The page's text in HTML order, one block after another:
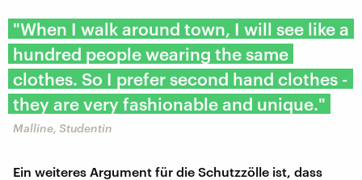
"When I walk around town, I will see like a
hundred people wearing the same
clothes. So I prefer second hand clothes -
they are very fashionable and unique."
Malline, Studentin
Ein weiteres Argument für die Schutzzölle ist, dass